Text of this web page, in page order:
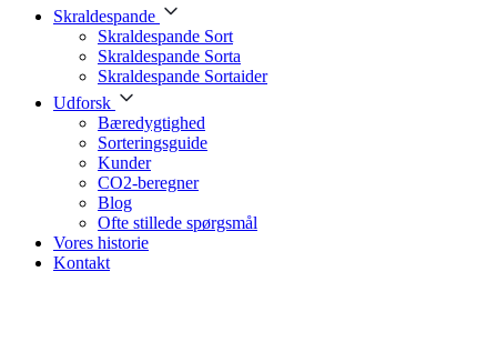
Skraldespande
Skraldespande Sort
Skraldespande Sorta
Skraldespande Sortaider
Udforsk
Bæredygtighed
Sorteringsguide
Kunder
CO2-beregner
Blog
Ofte stillede spørgsmål
Vores historie
Kontakt